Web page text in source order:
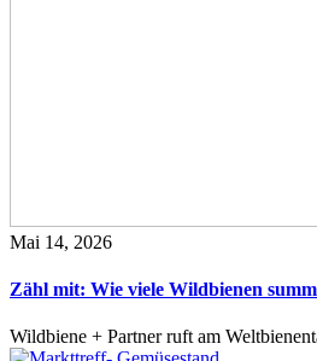
Mai 14, 2026
Zähl mit: Wie viele Wildbienen
Wildbiene + Partner ruft am